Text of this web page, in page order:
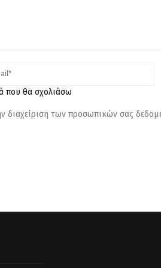
που θα σχολιάσω
διαχείριση των προσωπικών σας